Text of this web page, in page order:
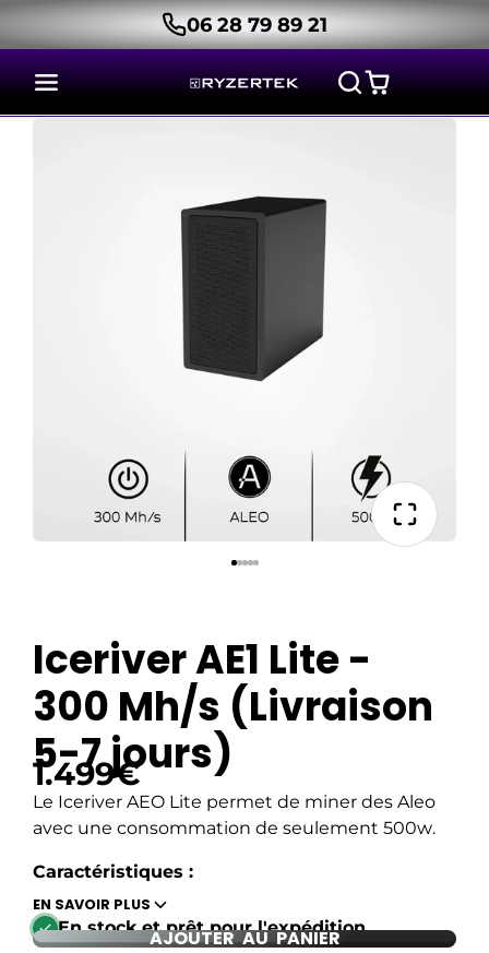
06 28 79 89 21
Iceriver AE1 Lite -
300 Mh/s (Livraison
5-7 jours)
1.499€
Le Iceriver AEO Lite permet de miner des Aleo
avec une consommation de seulement 500w.
Caractéristiques :
- Modèle : AEO
- Consommation : 500w
EN SAVOIR PLUS
En stock et prêt pour l'expédition
Livraison 5-7 joursAJOUTER AU PANIER